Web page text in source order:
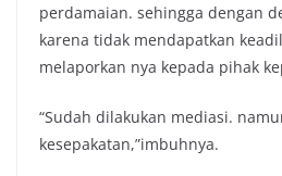
perdamaian. sehingga dengan
karena tidak mendapatkan
melaporkan nya kepada pihak
“Sudah dilakukan mediasi.
kesepakatan,”imbuhnya.